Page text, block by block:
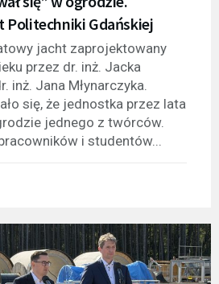
Politechniki Gdańskiej
jacht zaprojektowany
przez dr. inż. Jacka
inż. Jana Młynarczyka.
się, że jednostka przez lata
jednego z twórców.
i studentów...